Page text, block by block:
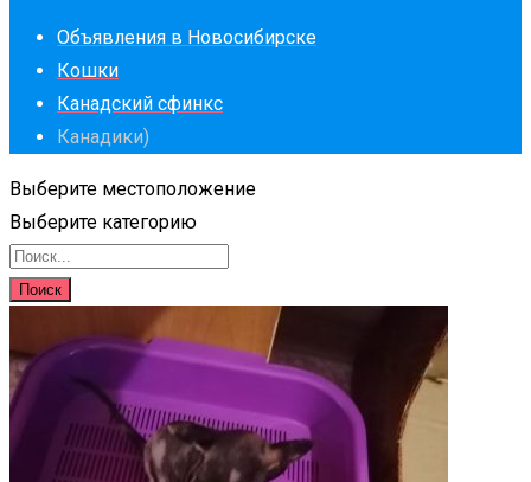
Объявления в Новосибирске
Кошки
Канадский сфинкс
Канадики)
Выберите местоположение
Выберите категорию
Поиск